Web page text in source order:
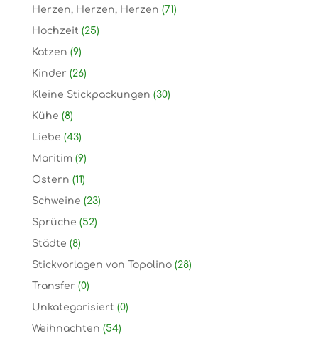
Herzen, Herzen, Herzen (71)
Hochzeit (25)
Katzen (9)
Kinder (26)
Kleine Stickpackungen (30)
Kühe (8)
Liebe (43)
Maritim (9)
Ostern (11)
Schweine (23)
Sprüche (52)
Städte (8)
Stickvorlagen von Topolino (28)
Transfer (0)
Unkategorisiert (0)
Weihnachten (54)